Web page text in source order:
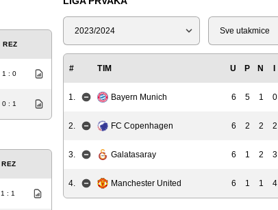
REZ
1 : 0
0 : 1
REZ
1 : 1
Sezona Tip
# TIM U P N
1. Bayern Munich 6 5 1 0
2. FC Copenhagen 6 2 2 2
3. Galatasaray 6 1 2 3
4. Manchester United 6 1 1 4